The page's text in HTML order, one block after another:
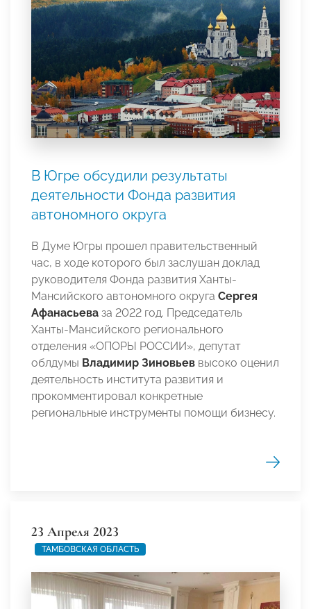
В Югре обсудили результаты
деятельности Фонда развития
автономного округа
В Думе Югры прошел правительственный
час, в ходе которого был заслушан доклад
руководителя Фонда развития Ханты-
Мансийского автономного округа Сергея
Афанасьева за 2022 год. Председатель
Ханты-Мансийского регионального
отделения «ОПОРЫ РОССИИ», депутат
облдумы Владимир Зиновьев высоко оценил
деятельность института развития и
прокомментировал конкретные
региональные инструменты помощи бизнесу.
23 Апреля 2023
ТАМБОВСКАЯ ОБЛАСТЬ